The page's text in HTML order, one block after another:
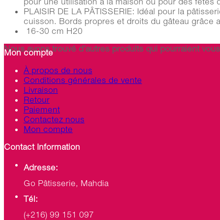
PLAISIR DE LA PÂTISSERIE: Idéal pour la
cuisson. Bords propres et droits du gâteau grâce
16-30 cm H20
Nous avons trouvé d’autres produits qui pourraient
Mon compte
À propos de nous
Conditions générales de vente
Livraison
Retour
Paiement
Contactez nous
Mon compte
Contact Information
Adresse:
Go Pâtisserie, Mahdia
Tél:
(+216) 99 151 097